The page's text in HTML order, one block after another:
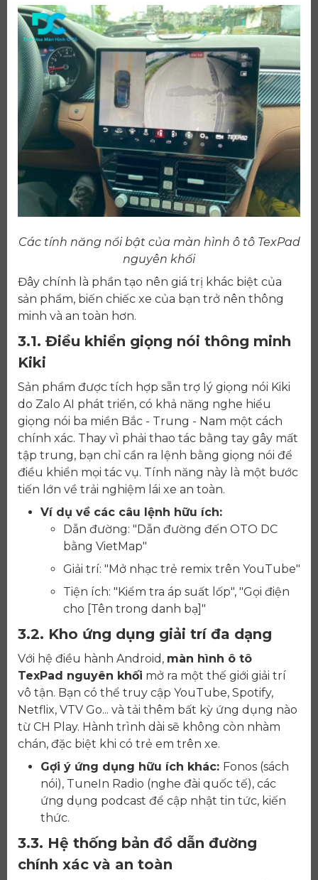
Các tính năng nổi bật của màn hình ô tô TexPad
nguyên khối
Đây chính là phần tạo nên giá trị khác biệt của
sản phẩm, biến chiếc xe của bạn trở nên thông
minh và an toàn hơn.
3.1. Điều khiển giọng nói thông minh
Kiki
Sản phẩm được tích hợp sẵn trợ lý giọng nói Kiki
do Zalo AI phát triển, có khả năng nghe hiểu
giọng nói ba miền Bắc - Trung - Nam một cách
chính xác. Thay vì phải thao tác bằng tay gây mất
tập trung, bạn chỉ cần ra lệnh bằng giọng nói để
điều khiển mọi tác vụ. Tính năng này là một bước
tiến lớn về trải nghiệm lái xe an toàn.
Ví dụ về các câu lệnh hữu ích:
Dẫn đường: "Dẫn đường đến OTO DC
bằng VietMap"
Giải trí: "Mở nhạc trẻ remix trên YouTube"
Tiện ích: "Kiểm tra áp suất lốp", "Gọi điện
cho [Tên trong danh bạ]"
3.2. Kho ứng dụng giải trí đa dạng
Với hệ điều hành Android, màn hình ô tô
TexPad nguyên khối mở ra một thế giới giải trí
vô tận. Bạn có thể truy cập YouTube, Spotify,
Netflix, VTV Go... và tải thêm bất kỳ ứng dụng nào
từ CH Play. Hành trình dài sẽ không còn nhàm
chán, đặc biệt khi có trẻ em trên xe.
Gợi ý ứng dụng hữu ích khác: Fonos (sách
nói), TuneIn Radio (nghe đài quốc tế), các
ứng dụng podcast để cập nhật tin tức, kiến
thức.
3.3. Hệ thống bản đồ dẫn đường
chính xác và an toàn